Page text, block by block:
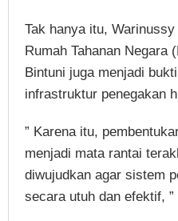
Tak hanya itu,
Rumah Tahanan Negara
Bintuni juga menjadi
infrastruktur penegakan
” Karena itu,
menjadi mata rantai
diwujudkan agar sistem
secara utuh dan efektif, ”